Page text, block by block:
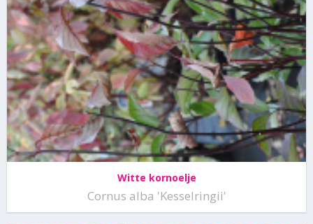
Witte kornoelje
Cornus alba 'Kesselringii'